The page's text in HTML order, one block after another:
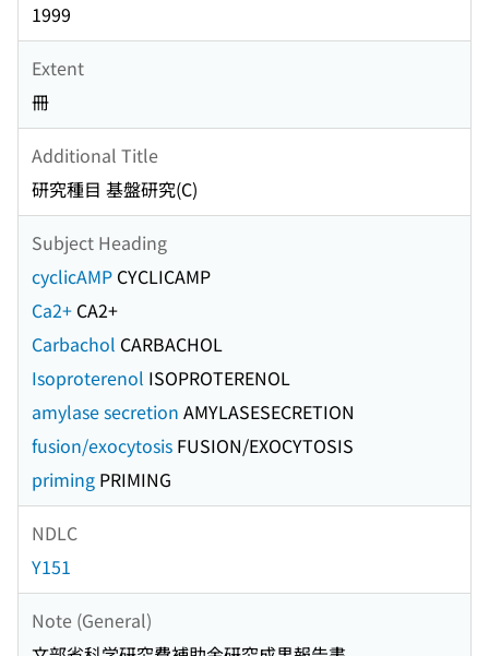
1999
Extent
冊
Additional Title
研究種目 基盤研究(C)
Subject Heading
cyclicAMP CYCLICAMP
Ca2+ CA2+
Carbachol CARBACHOL
Isoproterenol ISOPROTERENOL
amylase secretion AMYLASESECRETION
fusion/exocytosis FUSION/EXOCYTOSIS
priming PRIMING
NDLC
Y151
Note (General)